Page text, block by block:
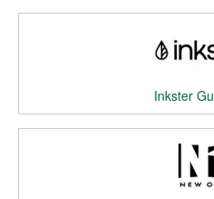
Inkster